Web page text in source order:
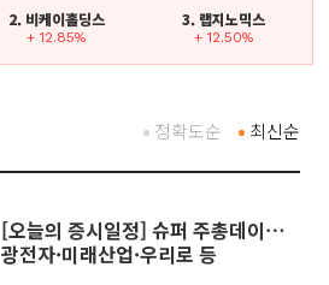
2. 비케이홀딩스
+ 12.85%
3. 랩지노믹스
+ 12.50%
최신순
정확도순
[오늘의 증시일정] 슈퍼 주총데이⋯
광전자·미래산업·우리로 등